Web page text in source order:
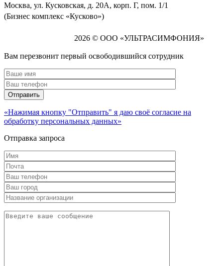
Москва, ул. Кусковская, д. 20А, корп. Г, пом. 1/1
(Бизнес комплекс «Кусково»)
2026 © ООО «УЛЬТРАСИМФОНИЯ»
Вам перезвонит первый освободившийся сотрудник
«Нажимая кнопку "Отправить" я даю своё согласие на
обработку персональных данных»
Отправка запроса